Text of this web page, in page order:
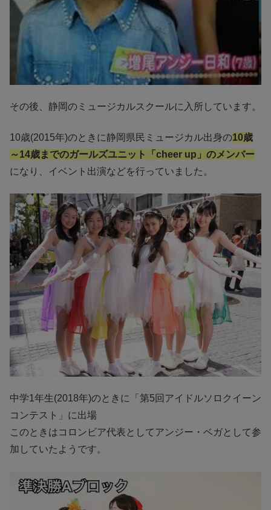
その後、静岡のミュージカルスクールに入所しています。
10歳(2015年)のときに静岡県民ミュージカル出身の10歳
～14歳までのガールズユニット「cheer up」のメンバー
になり、イベント出演などを行っていました。
中学1年生(2018年)のときに「第5回アイドルソロクイーン
コンテスト」に出場
このときはコロンビア代表としてアンジー・ベガとして参
加していたようです。